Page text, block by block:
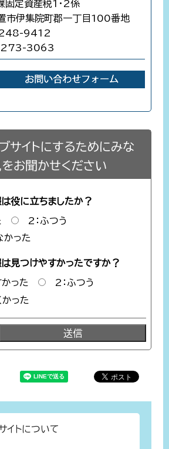
固定資産税1・2係
伊集院町郡一丁目100番地
248-9412
273-3063
サイトにするためにみな
お聞かせください
役に立ちましたか？
2：ふつう
かった
見つけやすかったですか？
かった
2：ふつう
かった
イトについて